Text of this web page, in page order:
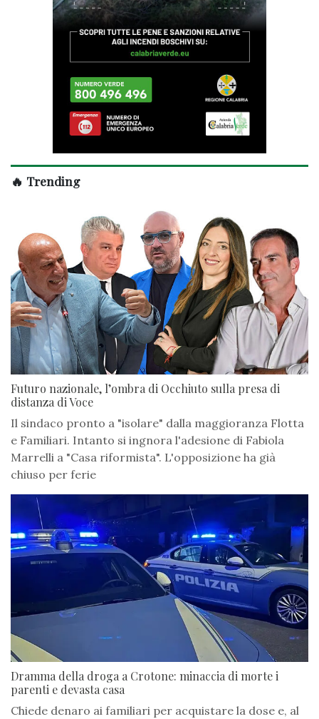
🔥 Trending
Futuro nazionale, l’ombra di Occhiuto sulla presa di
distanza di Voce
Il sindaco pronto a "isolare" dalla maggioranza Flotta
e Familiari. Intanto si ingnora l'adesione di Fabiola
Marrelli a "Casa riformista". L'opposizione ha già
chiuso per ferie
Dramma della droga a Crotone: minaccia di morte i
parenti e devasta casa
Chiede denaro ai familiari per acquistare la dose e, al